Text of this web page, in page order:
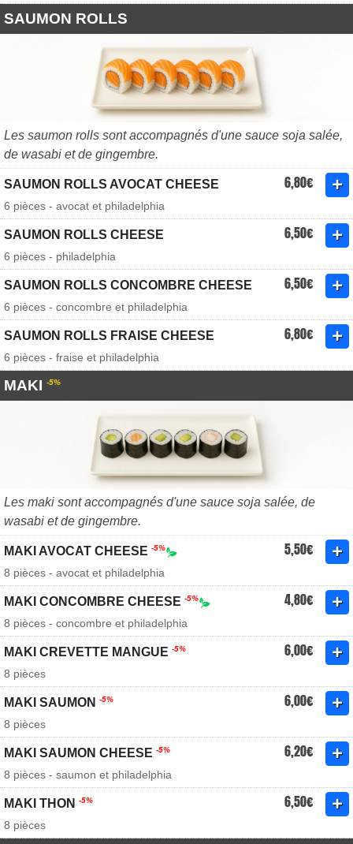
SAUMON ROLLS
Les saumon rolls sont accompagnés d'une sauce soja salée,
de wasabi et de gingembre.
SAUMON ROLLS AVOCAT CHEESE 6,80€
6 pièces - avocat et philadelphia
SAUMON ROLLS CHEESE 6,50€
6 pièces - philadelphia
SAUMON ROLLS CONCOMBRE CHEESE 6,50€
6 pièces - concombre et philadelphia
SAUMON ROLLS FRAISE CHEESE 6,80€
6 pièces - fraise et philadelphia
MAKI -5%
Les maki sont accompagnés d'une sauce soja salée, de
wasabi et de gingembre.
MAKI AVOCAT CHEESE -5% 5,50€
8 pièces - avocat et philadelphia
MAKI CONCOMBRE CHEESE -5% 4,80€
8 pièces - concombre et philadelphia
MAKI CREVETTE MANGUE -5% 6,00€
8 pièces
MAKI SAUMON -5% 6,00€
8 pièces
MAKI SAUMON CHEESE -5% 6,20€
8 pièces - saumon et philadelphia
MAKI THON -5% 6,50€
8 pièces